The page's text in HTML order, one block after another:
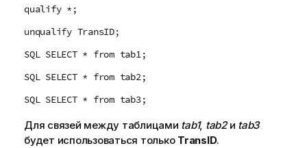
qualify *;
unqualify TransID;
SQL SELECT * from tab1;
SQL SELECT * from tab2;
SQL SELECT * from tab3;
Для связей между таблицами tab1, tab2и tab3
будет использоваться только TransID.